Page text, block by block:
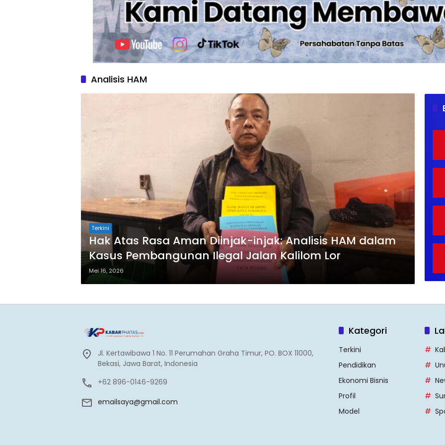
Analisis HAM
Terkini
Hak Atas Rasa Aman Diinjak-injak: Analisis HAM dalam
Kasus Pembangunan Ilegal Jalan Kalilom Lor
Mei 16, 2026
Jl. Kertawibawa 1 No. 11 Perumahan Graha Timur, PO. BOX 11000,
Bekasi, Jawa Barat, Indonesia
+62 896-0146-9269
emailsaya@gmail.com
Kategori
Terkini
Pendidikan
Ekonomi Bisnis
Profil
Model